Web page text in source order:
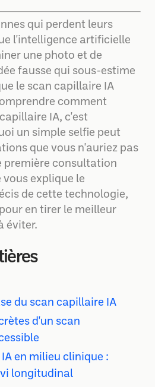
qui perdent leurs
l'intelligence artificielle
une photo et de
fausse qui sous-estime
le scan capillaire IA
comment
IA, c'est
un simple selfie peut
que vous n'auriez pas
première consultation
vous explique le
de cette technologie,
en tirer le meilleur
éviter.
du scan capillaire IA
d'un scan
en milieu clinique :
longitudinal